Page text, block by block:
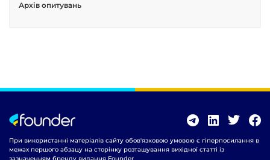
Архів опитувань
При використанні матеріалів сайту обов'язковою умовою є гіперпосилання в
межах першого абзацу на сторінку розташування вихідної статті із